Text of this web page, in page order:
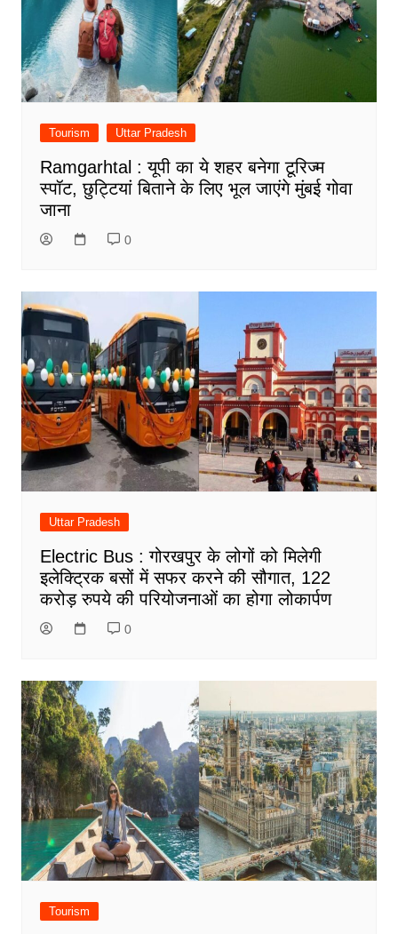
Tourism Uttar Pradesh
Ramgarhtal : यूपी का ये शहर बनेगा टूरिज्म
स्पॉट, छुट्टियां बिताने के लिए भूल जाएंगे मुंबई गोवा
जाना
0
Uttar Pradesh
Electric Bus : गोरखपुर के लोगों को मिलेगी
इलेक्ट्रिक बसों में सफर करने की सौगात, 122
करोड़ रुपये की परियोजनाओं का होगा लोकार्पण
0
Tourism